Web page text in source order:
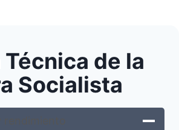
Técnica de la
Socialista